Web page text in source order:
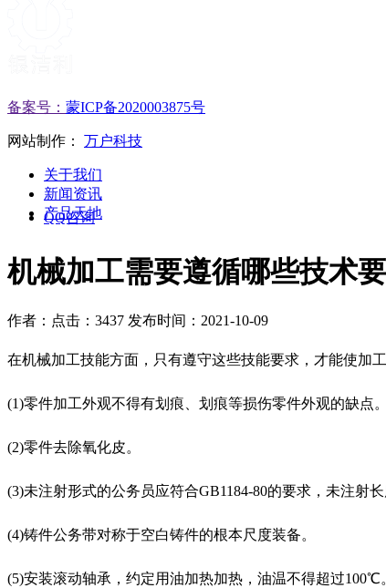
机械加工需要遵循哪些技术
作者： 点击：3437 发布时间：2021-10-09
在机械加工技能方面，只有遵守这些技能要求，才能使加
(1)零件加工外观不得有划痕、划痕等损伤零件外观的缺点。
(2)零件去除氧化皮。
(3)未注射形式的公务员应符合GB1184-80的要求，未注射长
(4)铸件公务带对称于空白铸件的根本尺度装备。
(5)安装滚动轴承，约定用油加热加热，油温不得超过100℃
备案号： 蒙ICP备2020003875号
网站制作： 万户科技
关于我们
新闻资讯
产品天地
QQ咨询